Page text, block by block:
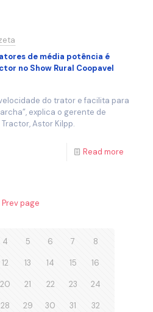
de média potência é
no Show Rural Coopavel
do trator e facilita para
explica o gerente de
Astor Kilpp.
Read more
Prev page
4 5 6 7 8
12 13 14 15 16
20 21 22 23 24
28 29 30 31 32